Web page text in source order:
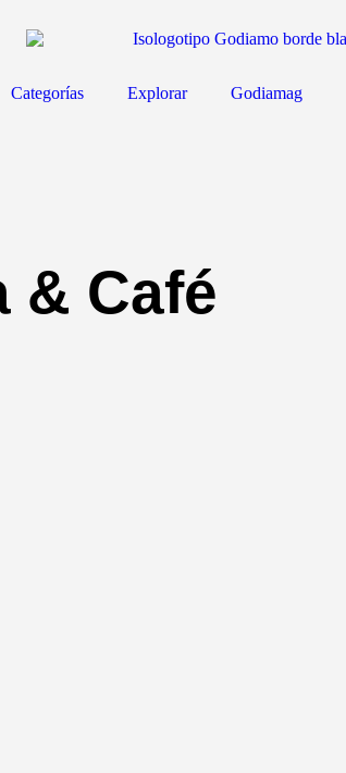
Categorías Explorar Godiamag
& Café